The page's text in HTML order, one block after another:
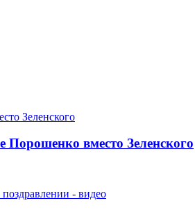
Порошенко вместо Зеленского